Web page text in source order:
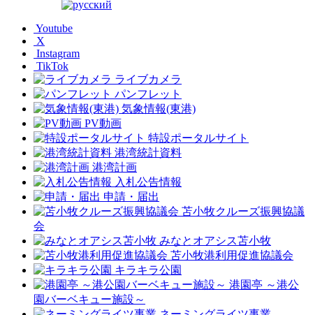
Youtube
X
Instagram
TikTok
ライブカメラ
パンフレット
気象情報(東港)
PV動画
特設ポータルサイト
港湾統計資料
港湾計画
入札公告情報
申請・届出
苫小牧クルーズ振興協議
会
みなとオアシス苫小牧
苫小牧港利用促進協議会
キラキラ公園
港園亭 ～港公
園バーベキュー施設～